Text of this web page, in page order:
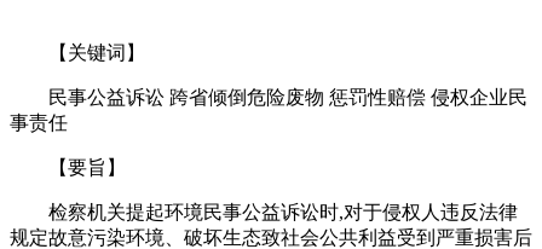
【关键词】
民事公益诉讼 跨省倾倒危险废物 惩罚性赔偿 侵权企业民
事责任
【要旨】
检察机关提起环境民事公益诉讼时,对于侵权人违反法律
规定故意污染环境、破坏生态致社会公共利益受到严重损害后